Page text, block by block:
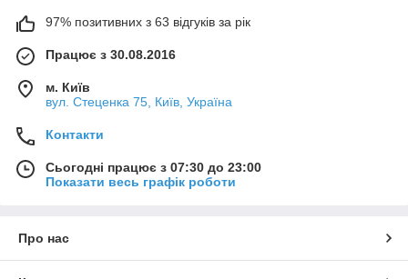
97% позитивних з 63 відгуків за рік
Працює з 30.08.2016
м. Київ
вул. Стеценка 75, Київ, Україна
Контакти
Сьогодні працює з 07:30 до 23:00
Показати весь графік роботи
Про нас